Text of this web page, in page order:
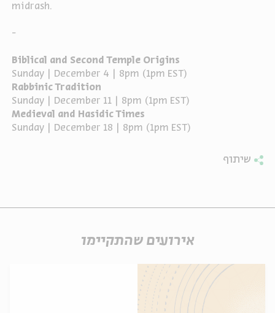
midrash.
-
Biblical and Second Temple Origins
Sunday | December 4
8pm (1pm EST)
Rabbinic Tradition
Sunday | December 11 | 8pm (1pm EST)
Medieval and Hasidic Times
Sunday | December 18
8pm (1pm EST)
שיתוף
אירועים שהתקיימו